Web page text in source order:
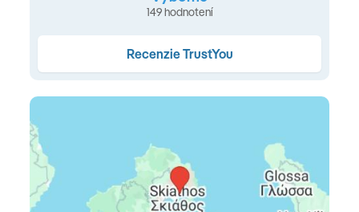
Maratha, Agia Eleni and Megali Ammos)
sušič vlasov • trezor • telefón • chladnička (minibar na
vyžiadanie) • balkón alebo terasa
Typy ubytovania
Štandardná izba - 26 m2, manželská posteľ alebo 2
149 hodnotení
Recenzie TrustYou